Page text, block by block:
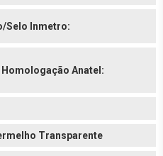
Selo Inmetro:
Anatel:
Transparente